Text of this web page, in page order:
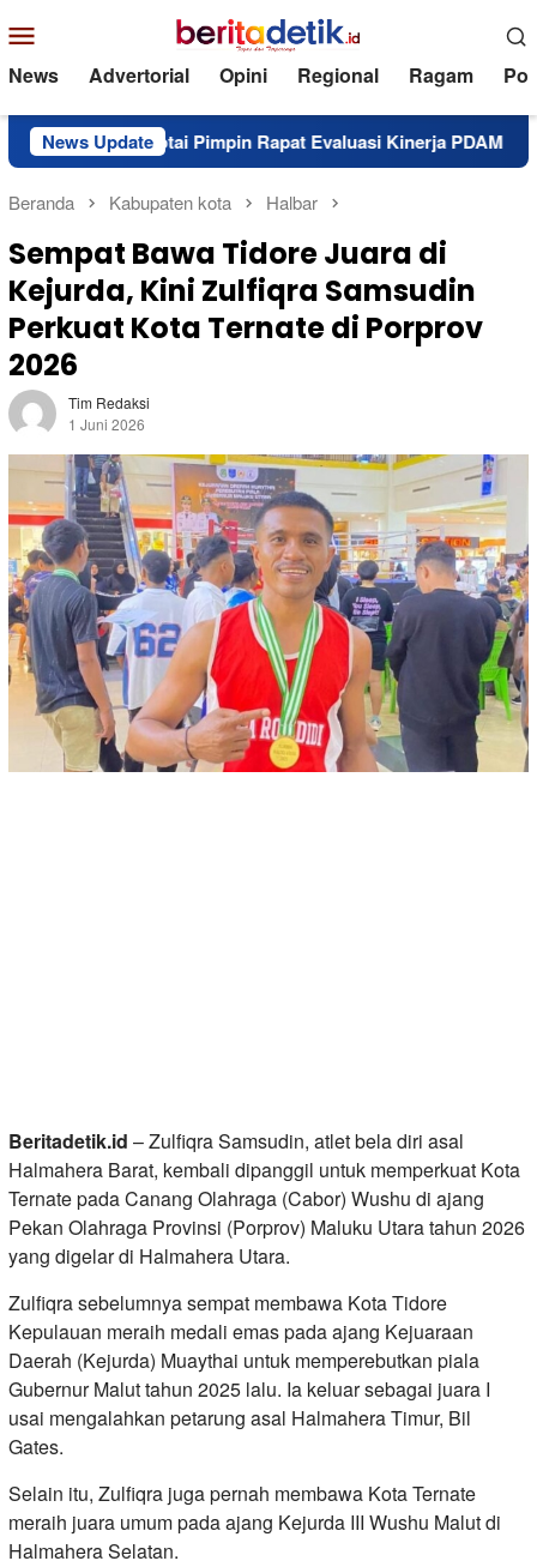
ke
kontenMobile
News Advertorial Opini Regional Ragam
News Update
Pimpin Rapat Evaluasi Kinerja PDAM Bupati
Beranda Kabupaten kota Halbar
Sempat Bawa Tidore Juara di
Kejurda, Kini Zulfiqra Samsudin
Perkuat Kota Ternate di Porprov
2026
Tim Redaksi
1 Juni 2026
Beritadetik.id – Zulfiqra Samsudin, atlet bela diri asal
Halmahera Barat, kembali dipanggil untuk memperkuat Kota
Ternate pada Canang Olahraga (Cabor) Wushu di ajang
Pekan Olahraga Provinsi (Porprov) Maluku Utara tahun 2026
yang digelar di Halmahera Utara.
Zulfiqra sebelumnya sempat membawa Kota Tidore
Kepulauan meraih medali emas pada ajang Kejuaraan
Daerah (Kejurda) Muaythai untuk memperebutkan piala
Gubernur Malut tahun 2025 lalu. Ia keluar sebagai juara I
usai mengalahkan petarung asal Halmahera Timur, Bil
Gates.
Selain itu, Zulfiqra juga pernah membawa Kota Ternate
meraih juara umum pada ajang Kejurda III Wushu Malut di
Halmahera Selatan.